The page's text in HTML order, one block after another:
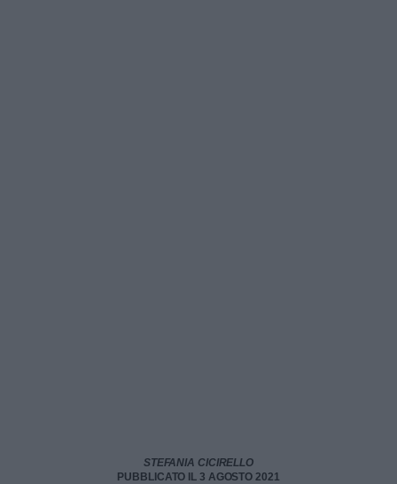
STEFANIA CICIRELLO
PUBBLICATO IL 3 AGOSTO 2021